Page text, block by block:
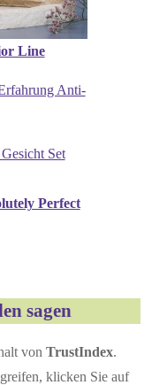
Line
Perfect
sagen
von TrustIndex.
klicken Sie auf